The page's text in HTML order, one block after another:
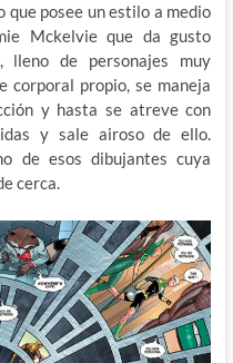
posee un estilo a medio
Mckelvie que da gusto
lleno de personajes muy
corporal propio, se maneja
y hasta se atreve con
y sale airoso de ello.
de esos dibujantes cuya
cerca.